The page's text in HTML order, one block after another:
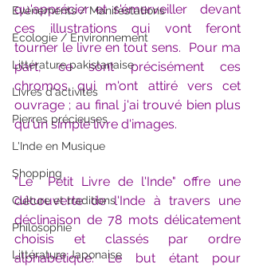
Evènements / Manifestations
Ecologie / Environnement
Littérature pakistanaise
Livres d'activités
Pierres précieuses
L'Inde en Musique
Shopping
Culture et traditions
Philosophie
Littérature Japonaise
qu'apprécier et s'émerveiller  devant
ces illustrations qui vont feront
tourner le livre en tout sens.  Pour ma
part, ce sont précisément ces
chromos qui m'ont attiré vers cet
ouvrage ; au final j'ai trouvé bien plus
qu'un simple livre d'images.
"Le  Petit Livre de l'Inde" offre une
découverte de l'Inde à travers une
déclinaison de 78 mots délicatement
choisis et classés par ordre
alphabétique. Le but étant pour